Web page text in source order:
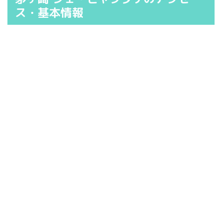
ス・基本情報